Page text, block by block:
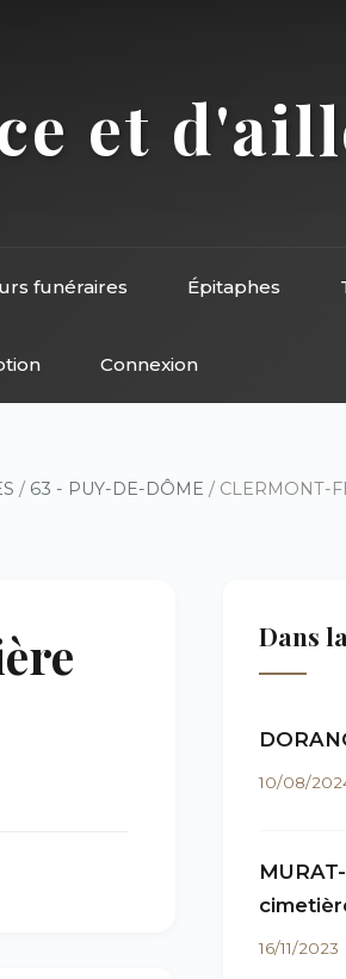
et
funéraires Épitaphes
Connexion
/ 63 - PUY-DE-DÔME / CLERMONT-
Dans
10/08/
16/11/2023